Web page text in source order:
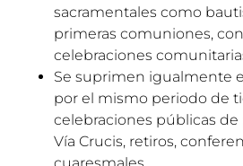
sacramentales como
primeras comuniones,
celebraciones
Se suprimen igualmente
por el mismo periodo de
celebraciones públicas
Vía Crucis, retiros,